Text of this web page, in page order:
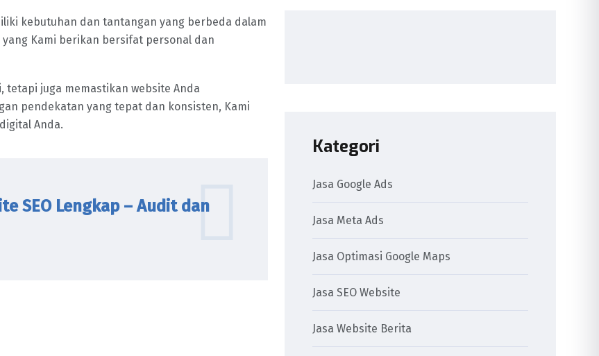
kebutuhan dan tantangan yang berbeda dalam
yang Kami berikan bersifat personal dan
juga memastikan website Anda
pendekatan yang tepat dan konsisten, Kami
Anda.
SEO Lengkap – Audit dan
Kategori
Jasa Google Ads
Jasa Meta Ads
Jasa Optimasi Google Maps
Jasa SEO Website
Jasa Website Berita